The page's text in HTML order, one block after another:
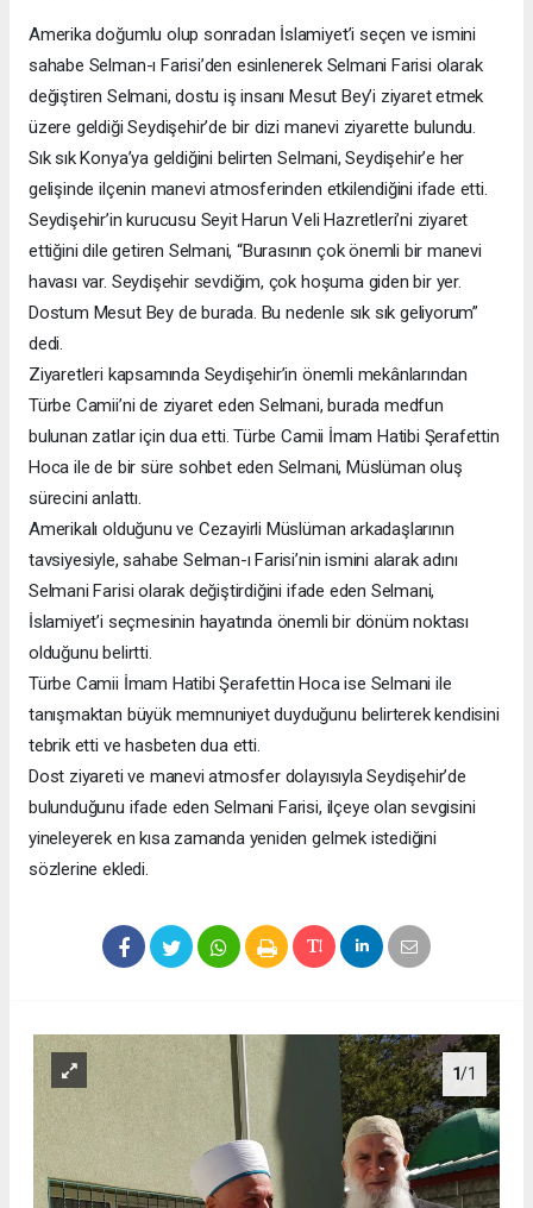
Amerika doğumlu olup sonradan İslamiyet’i seçen ve ismini
sahabe Selman-ı Farisi’den esinlenerek Selmani Farisi olarak
değiştiren Selmani, dostu iş insanı Mesut Bey’i ziyaret etmek
üzere geldiği Seydişehir’de bir dizi manevi ziyarette bulundu.
Sık sık Konya’ya geldiğini belirten Selmani, Seydişehir’e her
gelişinde ilçenin manevi atmosferinden etkilendiğini ifade etti.
Seydişehir’in kurucusu Seyit Harun Veli Hazretleri’ni ziyaret
ettiğini dile getiren Selmani, “Burasının çok önemli bir manevi
havası var. Seydişehir sevdiğim, çok hoşuma giden bir yer.
Dostum Mesut Bey de burada. Bu nedenle sık sık geliyorum”
dedi.
Ziyaretleri kapsamında Seydişehir’in önemli mekânlarından
Türbe Camii’ni de ziyaret eden Selmani, burada medfun
bulunan zatlar için dua etti. Türbe Camii İmam Hatibi Şerafettin
Hoca ile de bir süre sohbet eden Selmani, Müslüman oluş
sürecini anlattı.
Amerikalı olduğunu ve Cezayirli Müslüman arkadaşlarının
tavsiyesiyle, sahabe Selman-ı Farisi’nin ismini alarak adını
Selmani Farisi olarak değiştirdiğini ifade eden Selmani,
İslamiyet’i seçmesinin hayatında önemli bir dönüm noktası
olduğunu belirtti.
Türbe Camii İmam Hatibi Şerafettin Hoca ise Selmani ile
tanışmaktan büyük memnuniyet duyduğunu belirterek kendisini
tebrik etti ve hasbeten dua etti.
Dost ziyareti ve manevi atmosfer dolayısıyla Seydişehir’de
bulunduğunu ifade eden Selmani Farisi, ilçeye olan sevgisini
yineleyerek en kısa zamanda yeniden gelmek istediğini
sözlerine ekledi.
1/1